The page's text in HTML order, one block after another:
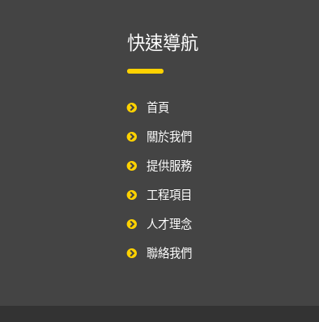
快速導航
首頁
關於我們
提供服務
工程項目
人才理念
聯絡我們